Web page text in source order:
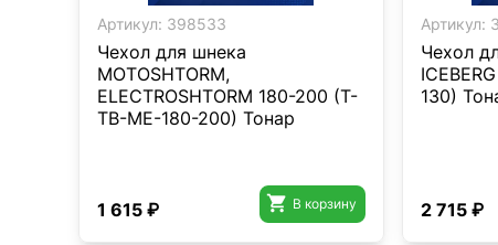
Артикул: 398533
Чехол для шнека
MOTOSHTORM,
ELECTROSHTORM 180-200 (T-
TB-ME-180-200) Тонар
1 615 ₽  В корзину
Артикул:
Чехол
130)
2 715 ₽